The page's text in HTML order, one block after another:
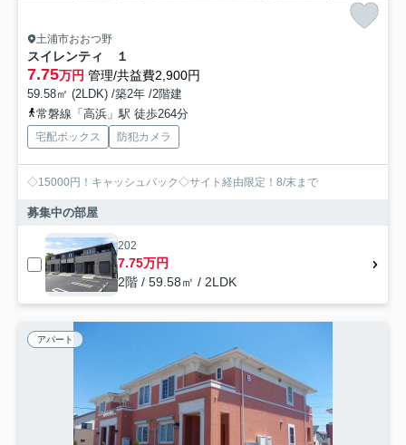
土浦市おおつ野
スイレンティ １
7.75万円 管理/共益費2,900円
59.58㎡ (2LDK) /築2年 /2階建
常磐線「高浜」駅 徒歩264分
宅配ボックス 防犯カメラ
◇15000円！キャッシュバック◇サイト経由限定！8/末まで
募集中の部屋
202
7.75万円
2階 / 59.58㎡ / 2LDK
アパート